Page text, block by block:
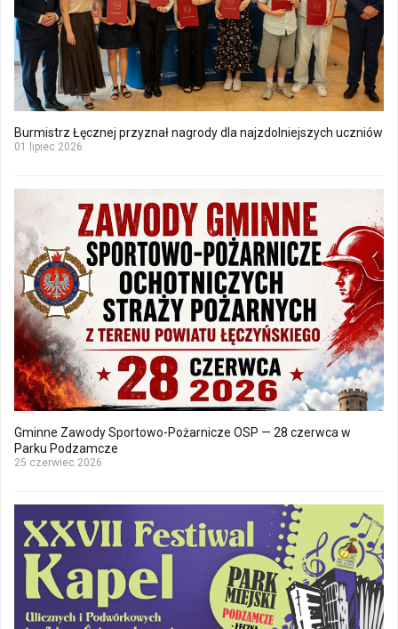
Burmistrz Łęcznej przyznał nagrody dla najzdolniejszych uczniów
01 lipiec 2026
Gminne Zawody Sportowo-Pożarnicze OSP — 28 czerwca w
Parku Podzamcze
25 czerwiec 2026